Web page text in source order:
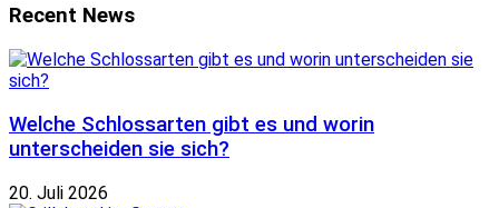
Recent News
Welche Schlossarten gibt es und worin
unterscheiden sie sich?
20. Juli 2026